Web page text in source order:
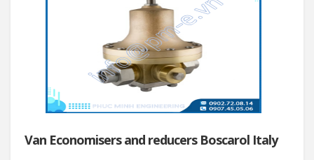
Van Economisers and reducers Boscarol Italy